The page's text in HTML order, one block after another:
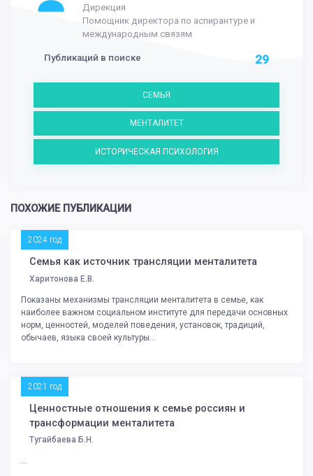
Дирекция
Помощник директора по аспирантуре и
международным связям
Публикаций в поиске 29
СЕМЬЯ
МЕНТАЛИТЕТ
ИСТОРИЧЕСКАЯ ПСИХОЛОГИЯ
ПОХОЖИЕ ПУБЛИКАЦИИ
2024 год
Семья как источник трансляции менталитета
Харитонова Е.В.
Показаны механизмы трансляции менталитета в семье, как
наиболее важном социальном институте для передачи основных
норм, ценностей, моделей поведения, установок, традиций,
обычаев, языка своей культуры...
2021 год
Ценностные отношения к семье россиян и
трансформации менталитета
Тугайбаева Б.Н.
...